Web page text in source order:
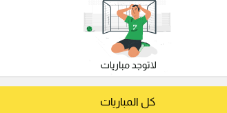
كل المباريات